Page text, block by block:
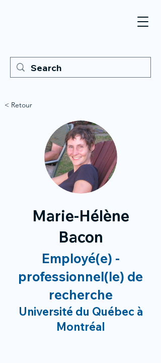
< Retour
Marie-Hélène
Bacon
Employé(e) -
professionnel(le) de
recherche
Université du Québec à
Montréal